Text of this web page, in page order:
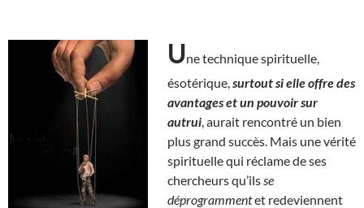
Une technique spirituelle,
ésotérique, surtout si elle offre des
avantages et un pouvoir sur
autrui , aurait rencontré un bien
plus grand succès. Mais une vérité
spirituelle qui réclame de ses
chercheurs qu’ils se
déprogrammentet redeviennent